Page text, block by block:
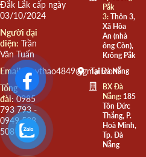
Đắk Lắk cấp ngày
03/10/2024
Người đại
diện: Trần
Văn Tuấn
Email: quythao4849@gmail.com
Tổng
đài: 0985
793 793 -
0949 508
508
Pắk
3:Thôn 3,
Xã Hòa
An (nhà
ông Còn),
Krông Pắk
Tại Đà Nẵng
BX Đà
Nẵng:185
Tôn Đức
Thắng, P.
Hoà Minh,
Tp. Đà
Nẵng